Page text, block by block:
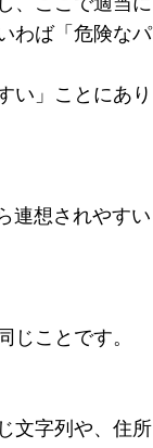
わば「危険なパ
い」ことにあり
連想されやすい
ことです。
文字列や、住所